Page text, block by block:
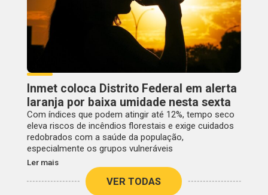
Inmet coloca Distrito Federal em alerta
laranja por baixa umidade nesta sexta
Com índices que podem atingir até 12%, tempo seco
eleva riscos de incêndios florestais e exige cuidados
redobrados com a saúde da população,
especialmente os grupos vulneráveis
Ler mais
VER TODAS